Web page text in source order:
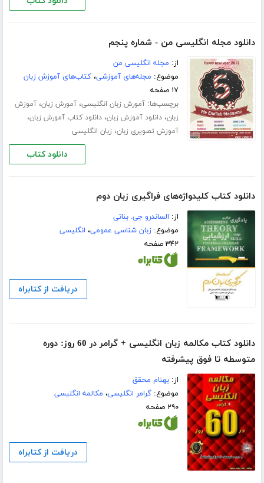
دانلود مجله انگلیسی من - شماره پنجم
از: مجله انگلیسی من
موضوع: مجله‌های آموزشی،کتاب‌های آموزش زبان
۱۷ صفحه
برچسب‌ها:آمورش زبان انگلیسی،آمورش زبان،آموزش
زبان،دانلود آموزش زبان،دانلود کتاب آمورش زبان،
آموزش تصویری زبان، زبان انگلیسی
دانلود کتاب
دانلود کتاب کلیدواژه‌های فراگیری زبان دوم
از: الساندرو جی. بناتی
موضوع:زبان شناسی عمومی، انگلیسی
۳۴۲ صفحه
دریافت از کتابراه
دانلود کتاب مکالمه زبان انگلیسی + گرامر در 60 روز: دوره
متوسطه تا فوق پیشرفته
از:بهنام محقق
موضوع:گرامر انگلیسی، مکالمه انگلیسی
۲۹۰ صفحه
دریافت از کتابراه